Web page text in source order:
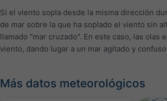
Si el viento sopla desde la misma dirección
de mar sobre la que ha soplado el viento sin
llamado "mar cruzado". En este caso, las
viento, dando lugar a un mar agitado y
Más datos meteorológicos